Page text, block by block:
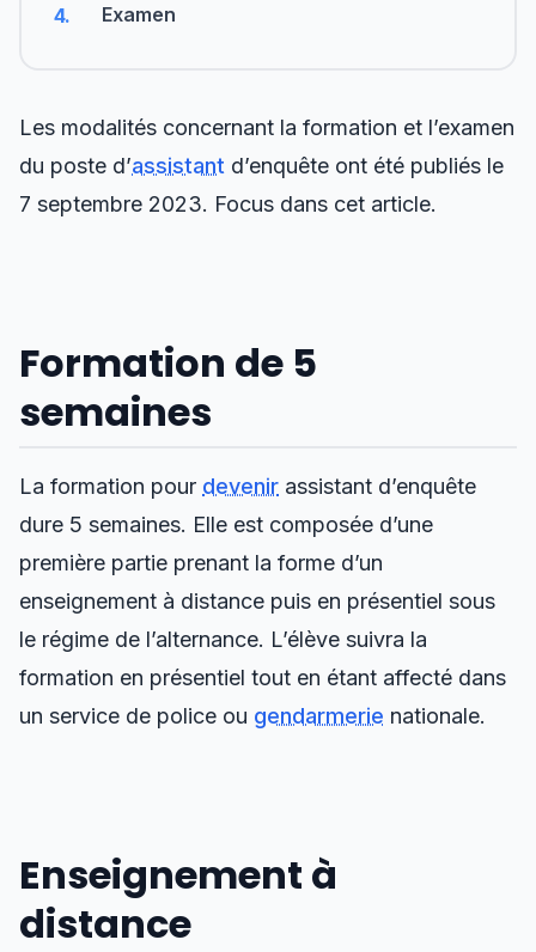
4. Examen
Les modalités concernant la formation et l’examen
du poste d’assistant d’enquête ont été publiés le
7 septembre 2023. Focus dans cet article.
Formation de 5
semaines
La formation pour devenir assistant d’enquête
dure 5 semaines. Elle est composée d’une
première partie prenant la forme d’un
enseignement à distance puis en présentiel sous
le régime de l’alternance. L’élève suivra la
formation en présentiel tout en étant affecté dans
un service de police ou gendarmerie nationale.
Enseignement à
distance